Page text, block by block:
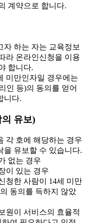
계약으로 합니다.
하는 자는 교육정보
라 온라인신청을 이용
합니다.
미만인자일 경우에는
인 등)의 동의를 얻어
니다.
유보)
각 호에 해당하는 경우
을 유보할 수 있습니다.
없는 경우
이 있는 경우
청한 사람이 14세 미만
동의를 득하지 않았
원이 서비스의 효율적